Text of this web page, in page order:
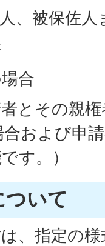
、被保佐
合
とその親
および申
す。）
ついて
、指定の